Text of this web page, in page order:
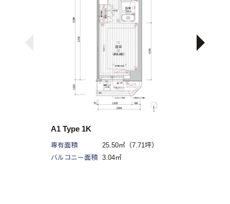
A1 Type 1K
専有面積
25.50㎡（7.71坪）
バルコニー面積
3.04㎡